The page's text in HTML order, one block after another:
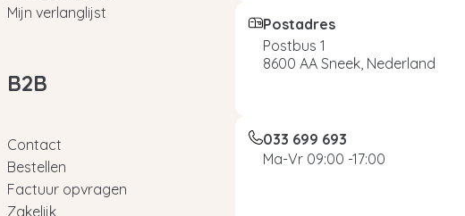
Mijn verlanglijst
B2B
Contact
Bestellen
Factuur opvragen
Zakelijk
Postadres
Postbus 1
8600 AA Sneek, Nederland
033 699 693
Ma-Vr 09:00 -17:00